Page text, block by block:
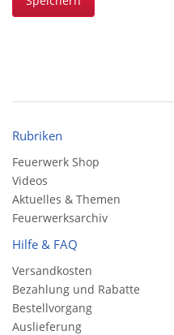
Rubriken
Feuerwerk Shop
Videos
Aktuelles & Themen
Feuerwerksarchiv
Hilfe & FAQ
Versandkosten
Bezahlung und Rabatte
Bestellvorgang
Auslieferung